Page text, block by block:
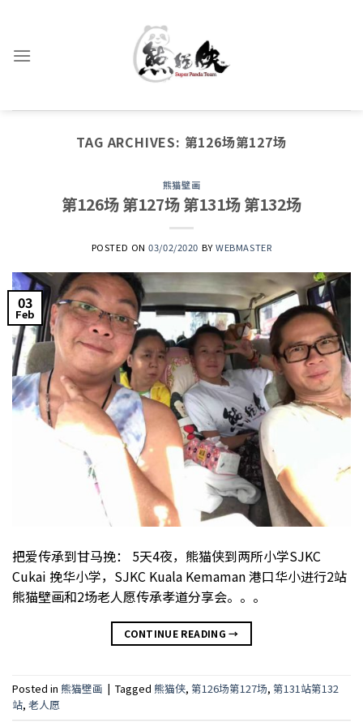
content
TAG ARCHIVES: 第126场第127场
熊猫壁画
第126场 第127场 第131场 第132场
POSTED ON03/02/2020 BYWEBMASTER
03
Feb
把爱传承到甘马挽： 5天4夜，熊猫侠到两所小学SJKC
Cukai 挽华小学，SJKC Kuala Kemaman 港口华小进行2站
熊猫壁画和2场老人愿传承孝道分享会。。。
CONTINUE READING→
Posted in 熊猫壁画 | Tagged 熊猫侠, 第126场第127场, 第131站第132
站, 老人愿